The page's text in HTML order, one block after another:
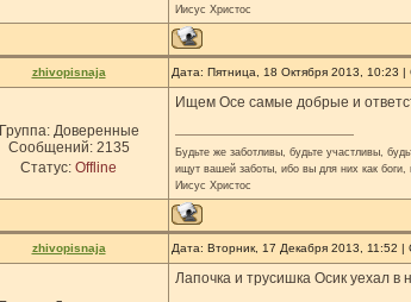
Иисус Христос
zhivopisnaja Дата: Пятница, 18 Октября 2013, 10:23
Группа: Доверенные
Сообщений: 2135
Статус: Offline
Ищем Осе самые добрые и
Будьте же заботливы, будьте участливы,
ищут вашей заботы, ибо вы для них как
Иисус Христос
zhivopisnaja Дата: Вторник, 17 Декабря 2013, 11:52
Лапочка и трусишка Осик уехал